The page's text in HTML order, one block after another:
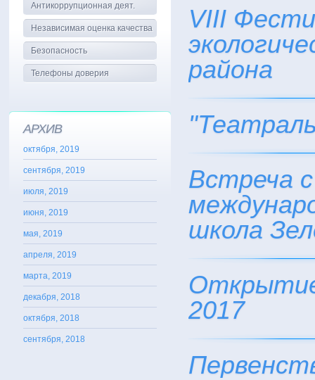
VIII
района
Встреча
школа
2017
Антикоррупционная деят.
Независимая оценка качества
Безопасность
Телефоны доверия
АРХИВ
октября, 2019
сентября, 2019
июля, 2019
июня, 2019
мая, 2019
апреля, 2019
марта, 2019
декабря, 2018
октября, 2018
сентября, 2018